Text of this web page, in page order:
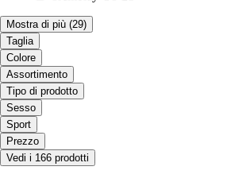
Mostra di più (29)
Taglia
Colore
Assortimento
Tipo di prodotto
Sesso
Sport
Prezzo
Vedi i 166 prodotti